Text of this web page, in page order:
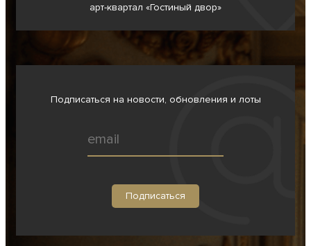
арт-квартал «Гостиный двор»
Подписаться на новости, обновления и лоты